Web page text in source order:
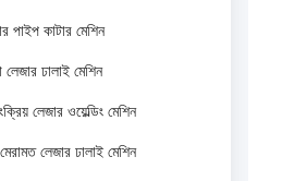
পাইপ কাটার মেশিন
লেজার ঢালাই মেশিন
লেজার ওয়েল্ডিং মেশিন
লেজার ঢালাই মেশিন